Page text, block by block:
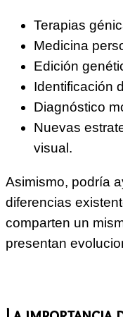
Terapias
Medicina
Edición
Identificación
Diagnóstico
Nuevas
visual.
Asimismo, podría
diferencias
comparten un
presentan